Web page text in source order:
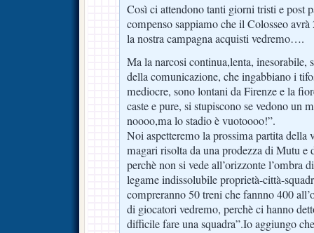
Così ci attendono tanti giorni tristi e post
compenso sappiamo che il Colosseo
la nostra campagna acquisti vedremo….
Ma la narcosi continua,lenta, inesorabile,
della comunicazione, che ingabbiano i
mediocre, sono lontani da Firenze e la
caste e pure, si stupiscono se vedono un
noooo,ma lo stadio è vuotoooo!”.
Noi aspetteremo la prossima partita della
magari risolta da una prodezza di Mutu
perchè non si vede all’orizzonte l’ombra
legame indissolubile proprietà-città-
compreranno 50 treni che fannno 400
di giocatori vedremo, perchè ci hanno
difficile fare una squadra”.Io aggiungo